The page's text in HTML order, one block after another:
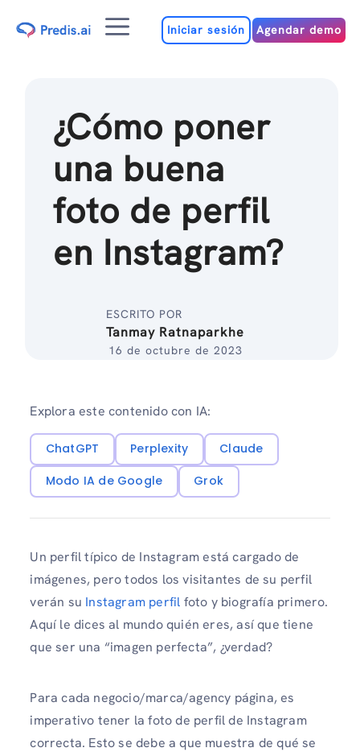
MenúIniciar sesión Agendar demo
¿Cómo poner
una buena
foto de perfil
en Instagram?
ESCRITO POR
Tanmay Ratnaparkhe
16 de octubre de 2023
Explora este contenido con IA:
ChatGPT Perplexity
Claude
Modo IA de Google
Grok
Un perfil típico de Instagram está cargado de
imágenes, pero todos los visitantes de su perfil
verán su Instagram perfil foto y biografía primero.
Aquí le dices al mundo quién eres, así que tiene
que ser una “imagen perfecta”, ¿verdad?
Para cada negocio/marca/agency página, es
imperativo tener la foto de perfil de Instagram
correcta. Esto se debe a que muestra de qué se